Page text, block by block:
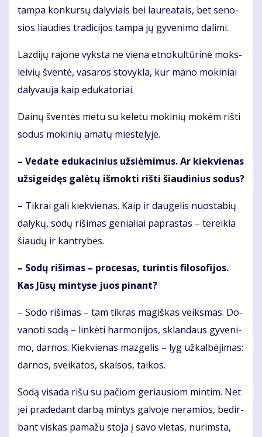
tam­pa kon­kur­sų da­ly­viais bei lau­re­a­tais, bet se­no­
sios liau­dies tra­di­ci­jos tam­pa jų gy­ve­ni­mo da­li­mi.
Laz­di­jų ra­jo­ne vyks­ta ne vie­na et­no­kul­tū­ri­nė moks­
lei­vių šven­tė, va­sa­ros sto­vyk­la, kur ma­no mo­ki­niai
da­ly­vau­ja kaip edu­ka­to­riai.
Dai­nų šven­tės me­tu su ke­le­tu mo­ki­nių mo­kėm riš­ti
so­dus mo­ki­nių ama­tų mies­te­ly­je.
– Ve­da­te edu­ka­ci­nius už­si­ė­mi­mus. Ar kiek­vie­nas
už­si­gei­dęs ga­lė­tų iš­mok­ti riš­ti šiau­di­nius so­dus?
– Tik­rai ga­li kiek­vie­nas. Kaip ir dau­ge­lis nuo­sta­bių
da­ly­kų, so­dų ri­ši­mas ge­nia­liai pa­pras­tas – te­rei­kia
šiau­dų ir kan­try­bės.
– So­dų ri­ši­mas – pro­ce­sas, tu­rin­tis fi­lo­so­fi­jos.
Kas Jū­sų min­ty­se juos pi­nant?
– So­do ri­ši­mas – tam tik­ras ma­giš­kas veiks­mas. Do­
va­no­ti so­dą – lin­kė­ti har­mo­ni­jos, sklan­daus gy­ve­ni­
mo, dar­nos. Kiek­vie­nas maz­ge­lis – lyg už­kal­bė­ji­mas:
dar­nos, svei­ka­tos, skal­sos, tai­kos.
So­dą vi­sa­da ri­šu su pa­čiom ge­riau­siom min­tim. Net
jei pra­de­dant dar­bą min­tys gal­vo­je ne­ra­mios, be­dir­
bant vis­kas pa­ma­žu sto­ja į sa­vo vie­tas, nu­rims­ta,